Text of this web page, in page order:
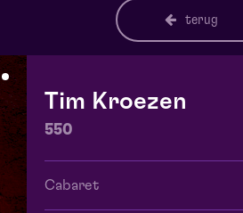
terug
Tim Kroezen
550
Cabaret